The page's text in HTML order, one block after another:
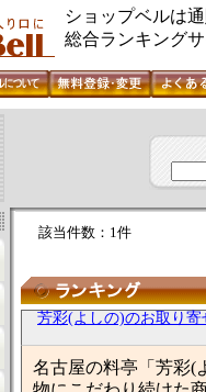
ショップベルは
総合ランキングサ
該当件数：1件
芳彩(よしの)のお取り
名古屋の料亭「芳彩(